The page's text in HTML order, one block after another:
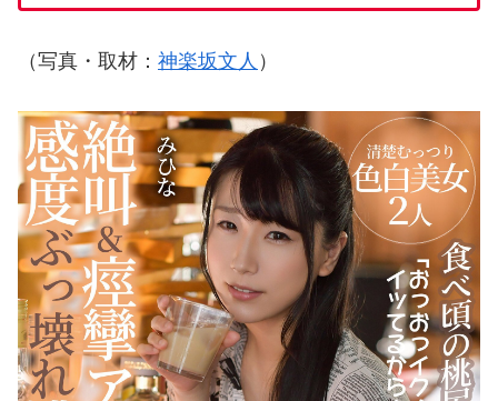
（写真・取材： 神楽坂文人 ）